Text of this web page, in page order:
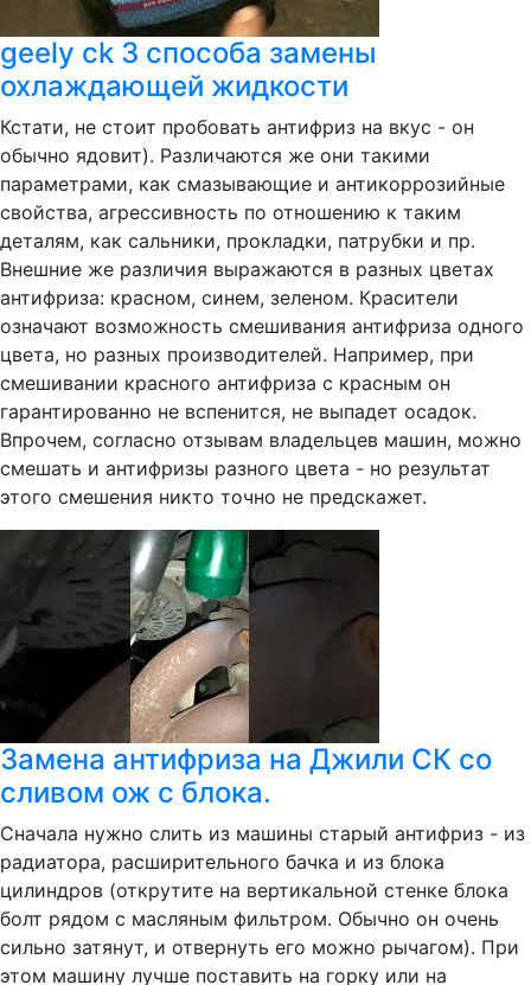
geely ck 3 способа замены
охлаждающей жидкости
Кстати, не стоит пробовать антифриз на вкус - он
обычно ядовит). Различаются же они такими
параметрами, как смазывающие и антикоррозийные
свойства, агрессивность по отношению к таким
деталям, как сальники, прокладки, патрубки и пр.
Внешние же различия выражаются в разных цветах
антифриза: красном, синем, зеленом. Красители
означают возможность смешивания антифриза одного
цвета, но разных производителей. Например, при
смешивании красного антифриза с красным он
гарантированно не вспенится, не выпадет осадок.
Впрочем, согласно отзывам владельцев машин, можно
смешать и антифризы разного цвета - но результат
этого смешения никто точно не предскажет.
Замена антифриза на Джили СК со
сливом ож с блока.
Сначала нужно слить из машины старый антифриз - из
радиатора, расширительного бачка и из блока
цилиндров (открутите на вертикальной стенке блока
болт рядом с масляным фильтром. Обычно он очень
сильно затянут, и отвернуть его можно рычагом). При
этом машину лучше поставить на горку или на